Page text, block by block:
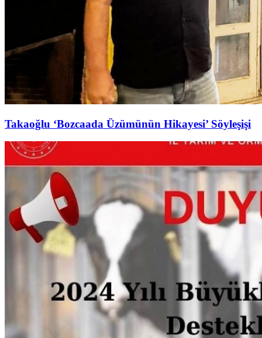
Takaoğlu ‘Bozcaada Üzümünün Hikayesi’ Söyleşişi